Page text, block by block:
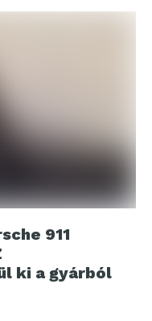
911
ki a gyárból